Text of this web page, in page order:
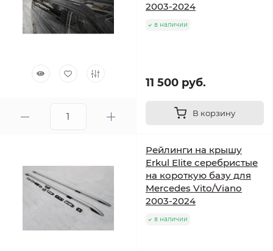
2003-2024
в наличии
11 500 руб.
В корзину
Рейлинги на крышу
Erkul Elite серебристые
на короткую базу для
Mercedes Vito/Viano
2003-2024
в наличии